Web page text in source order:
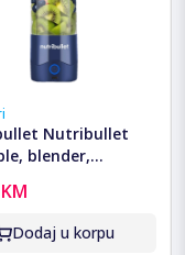
Nutribullet
blender,
Dodaj u korpu